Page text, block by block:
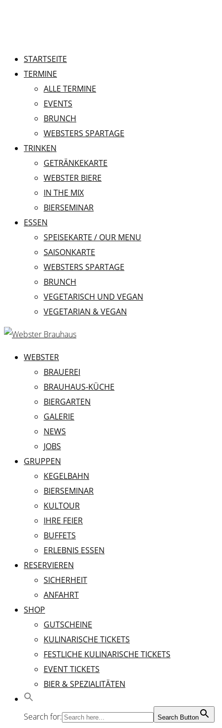
STARTSEITE
TERMINE
ALLE TERMINE
EVENTS
BRUNCH
WEBSTERS SPARTAGE
TRINKEN
GETRÄNKEKARTE
WEBSTER BIERE
IN THE MIX
BIERSEMINAR
ESSEN
SPEISEKARTE / OUR MENU
SAISONKARTE
WEBSTERS SPARTAGE
BRUNCH
VEGETARISCH UND VEGAN
VEGETARIAN & VEGAN
WEBSTER
BRAUEREI
BRAUHAUS-KÜCHE
BIERGARTEN
GALERIE
NEWS
JOBS
GRUPPEN
KEGELBAHN
BIERSEMINAR
KULTOUR
IHRE FEIER
BUFFETS
ERLEBNIS ESSEN
RESERVIEREN
SICHERHEIT
ANFAHRT
SHOP
GUTSCHEINE
KULINARISCHE TICKETS
FESTLICHE KULINARISCHE TICKETS
EVENT TICKETS
BIER & SPEZIALITÄTEN
Search for: Search Button